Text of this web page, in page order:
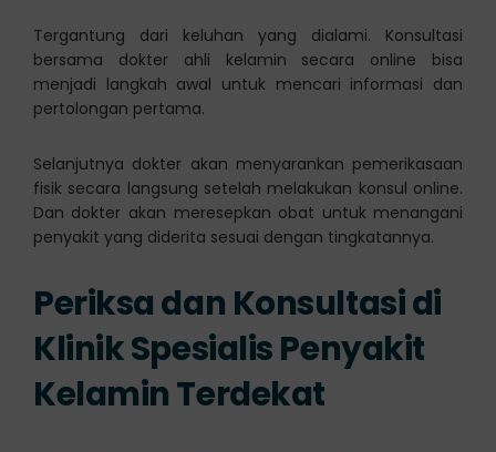
Tergantung dari keluhan yang dialami. Konsultasi
bersama dokter ahli kelamin secara online bisa
menjadi langkah awal untuk mencari informasi dan
pertolongan pertama.
Selanjutnya dokter akan menyarankan pemerikasaan
fisik secara langsung setelah melakukan konsul online.
Dan dokter akan meresepkan obat untuk menangani
penyakit yang diderita sesuai dengan tingkatannya.
Periksa dan Konsultasi di
Klinik Spesialis Penyakit
Kelamin Terdekat